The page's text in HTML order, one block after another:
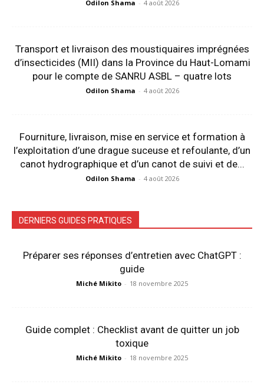
Odilon Shama - 4 août 2026
Transport et livraison des moustiquaires imprégnées
d’insecticides (MII) dans la Province du Haut-Lomami
pour le compte de SANRU ASBL – quatre lots
Odilon Shama - 4 août 2026
Fourniture, livraison, mise en service et formation à
l’exploitation d’une drague suceuse et refoulante, d’un
canot hydrographique et d’un canot de suivi et de...
Odilon Shama - 4 août 2026
DERNIERS GUIDES PRATIQUES
Préparer ses réponses d’entretien avec ChatGPT :
guide
Miché Mikito - 18 novembre 2025
Guide complet : Checklist avant de quitter un job
toxique
Miché Mikito - 18 novembre 2025